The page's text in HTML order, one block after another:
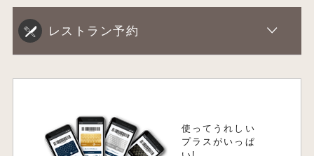
レストラン予約
使ってうれしい
プラスがいっぱ